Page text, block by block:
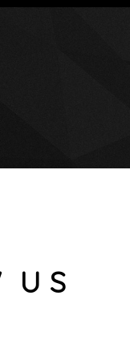
U S